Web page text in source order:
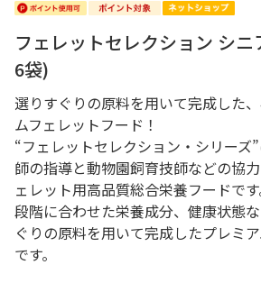
フェレットセレクション シ
6袋)
選りすぐりの原料を用いて完成した
ムフェレットフード！
“フェレットセレクション・シリーズ
師の指導と動物園飼育技師などの協
ェレット用高品質総合栄養フードで
段階に合わせた栄養成分、健康状態
ぐりの原料を用いて完成したプレミ
です。